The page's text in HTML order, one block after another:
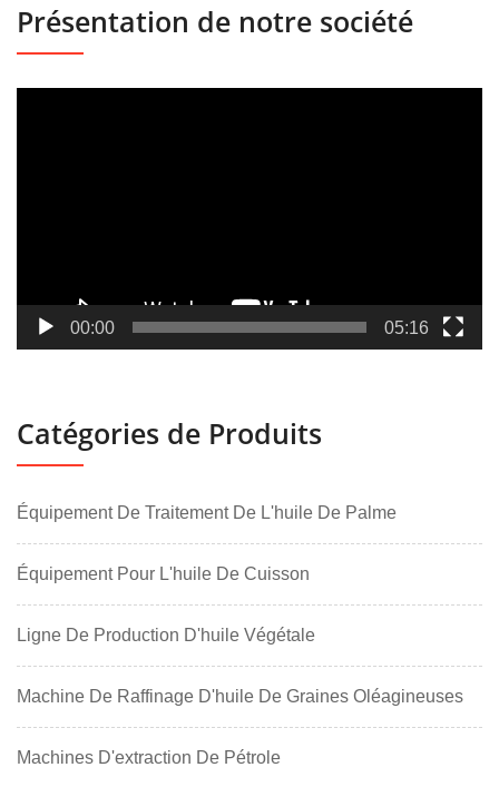
Présentation de notre société
00:00 05:16
Catégories de Produits
Équipement De Traitement De L'huile De Palme
Équipement Pour L'huile De Cuisson
Ligne De Production D'huile Végétale
Machine De Raffinage D'huile De Graines Oléagineuses
Machines D'extraction De Pétrole